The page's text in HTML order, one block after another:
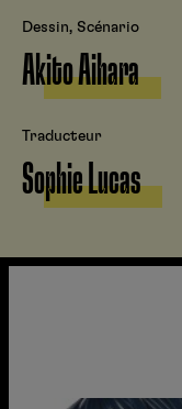
Dessin, Scénario
Akito Aihara
Traducteur
Sophie Lucas